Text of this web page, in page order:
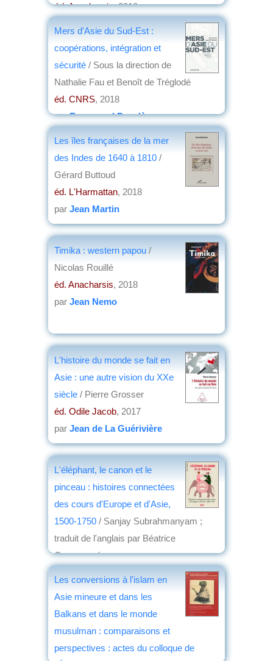
éd. Anacharsis, 2018
Mers d'Asie du Sud-Est :
coopérations, intégration et
sécurité / Sous la direction de
Nathalie Fau et Benoît de Tréglodé
éd. CNRS, 2018
parEmmanuel Desclèves
Les îles françaises de la mer
des Indes de 1640 à 1810 /
Gérard Buttoud
éd. L'Harmattan, 2018
par Jean Martin
Timika : western papou /
Nicolas Rouillé
éd. Anacharsis, 2018
par Jean Nemo
L'histoire du monde se fait en
Asie : une autre vision du XXe
siècle / Pierre Grosser
éd. Odile Jacob, 2017
par Jean de La Guérivière
L'éléphant, le canon et le
pinceau : histoires connectées
des cours d'Europe et d'Asie,
1500-1750 / Sanjay Subrahmanyam ;
traduit de l'anglais par Béatrice
Commengé
Les conversions à l'islam en
Asie mineure et dans les
Balkans et dans le monde
musulman : comparaisons et
perspectives : actes du colloque de